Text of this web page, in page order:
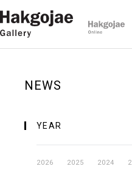
NEWS
YEAR
2026 2025 2024